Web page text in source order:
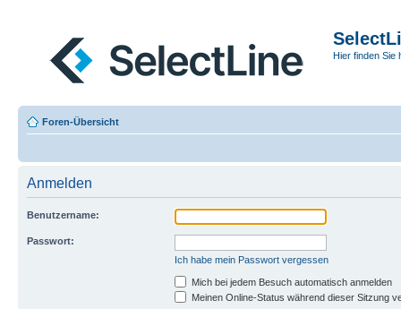
Hier finden Sie
Foren-Übersicht
Anmelden
Benutzername:
Passwort:
Ich habe mein Passwort vergessen
Mich bei jedem Besuch automatisch anmelden
Meinen Online-Status während dieser Sitzung